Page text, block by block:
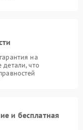
на
что
и бесплатная